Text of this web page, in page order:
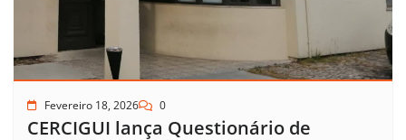
Fevereiro 18, 2026 0
CERCIGUI lança Questionário de